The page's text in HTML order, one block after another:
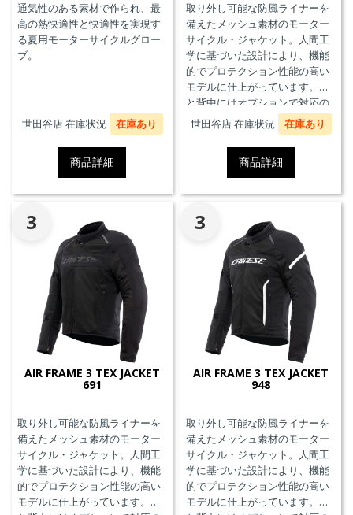
通気性のある素材で作られ、最
高の熱快適性と快適性を実現す
る夏用モーターサイクルグロー
ブ。
世田谷店 在庫状況 在庫あり
商品詳細
取り外し可能な防風ライナーを
備えたメッシュ素材のモーター
サイクル・ジャケット。人間工
学に基づいた設計により、機能
的でプロテクション性能の高い
モデルに仕上がっています。胸
と背中にはオプションで対応の
プロテクターを装着することが
できます。また、防水の内ポケ
ット、EN17092クラスA認証、パ
ンツと接続可能なファスナーを
備えています。
世田谷店 在庫状況 在庫あり
商品詳細
3
AIR FRAME 3 TEX JACKET
691
取り外し可能な防風ライナーを
備えたメッシュ素材のモーター
サイクル・ジャケット。人間工
学に基づいた設計により、機能
的でプロテクション性能の高い
モデルに仕上がっています。胸
3
AIR FRAME 3 TEX JACKET
948
取り外し可能な防風ライナーを
備えたメッシュ素材のモーター
サイクル・ジャケット。人間工
学に基づいた設計により、機能
的でプロテクション性能の高い
モデルに仕上がっています。胸